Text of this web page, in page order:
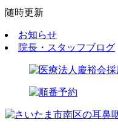
随時更新
お知らせ
院長・スタッフブログ